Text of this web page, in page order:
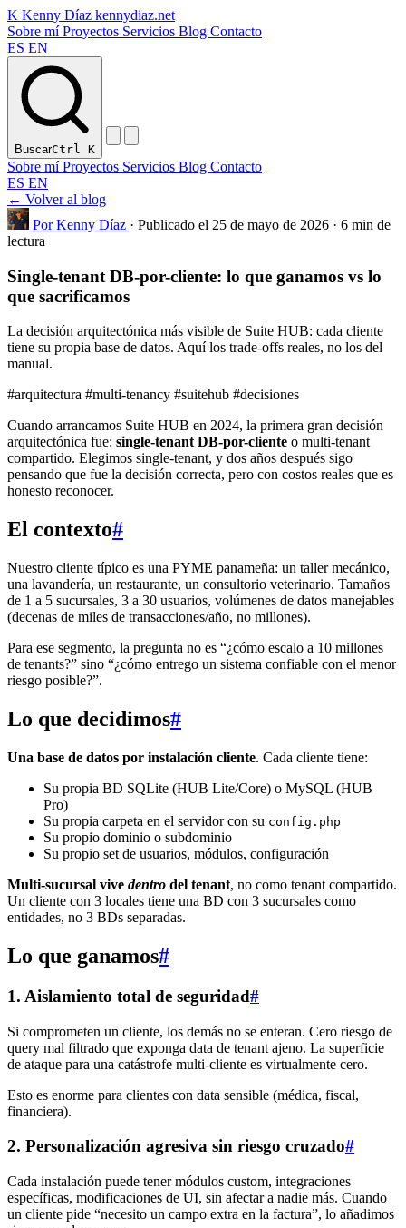
K Kenny Díaz kennydiaz.net
Sobre míProyectos Servicios Blog Contacto
ES EN
BuscarCtrl K
Sobre míProyectos Servicios Blog Contacto
ES EN
← Volver al blog
Por Kenny Díaz · Publicado el 25 de mayo de 2026 · 6 min de
lectura
Single-tenant DB-por-cliente: lo que ganamos vs lo
que sacrificamos
La decisión arquitectónica más visible de Suite HUB: cada cliente
tiene su propia base de datos. Aquí los trade-offs reales, no los del
manual.
#arquitectura #multi-tenancy #suitehub #decisiones
Cuando arrancamos Suite HUB en 2024, la primera gran decisión
arquitectónica fue: single-tenant DB-por-cliente o multi-tenant
compartido. Elegimos single-tenant, y dos años después sigo
pensando que fue la decisión correcta, pero con costos reales que es
honesto reconocer.
El contexto#
Nuestro cliente típico es una PYME panameña: un taller mecánico,
una lavandería, un restaurante, un consultorio veterinario. Tamaños
de 1 a 5 sucursales, 3 a 30 usuarios, volúmenes de datos manejables
(decenas de miles de transacciones/año, no millones).
Para ese segmento, la pregunta no es “¿cómo escalo a 10 millones
de tenants?” sino “¿cómo entrego un sistema confiable con el menor
riesgo posible?”.
Lo que decidimos#
Una base de datos por instalación cliente. Cada cliente tiene:
Su propia BD SQLite (HUB Lite/Core) o MySQL (HUB
Pro)
Su propia carpeta en el servidor con su config.php
Su propio dominio o subdominio
Su propio set de usuarios, módulos, configuración
Multi-sucursal vive dentro del tenant, no como tenant compartido.
Un cliente con 3 locales tiene una BD con 3 sucursales como
entidades, no 3 BDs separadas.
Lo que ganamos#
1. Aislamiento total de seguridad#
Si comprometen un cliente, los demás no se enteran. Cero riesgo de
query mal filtrado que exponga data de tenant ajeno. La superficie
de ataque para una catástrofe multi-cliente es virtualmente cero.
Esto es enorme para clientes con data sensible (médica, fiscal,
financiera).
2. Personalización agresiva sin riesgo cruzado#
Cada instalación puede tener módulos custom, integraciones
específicas, modificaciones de UI, sin afectar a nadie más. Cuando
un cliente pide “necesito un campo extra en la factura”, lo añadimos